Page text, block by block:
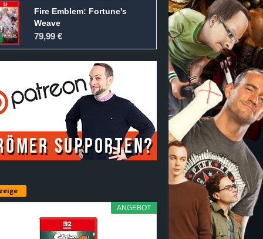
Fire Emblem: Fortune's
Weave
79,99 €
ANGEBOT